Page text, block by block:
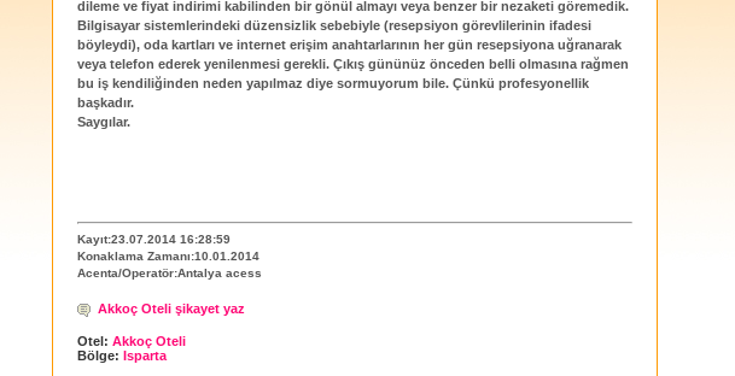
dileme ve fiyat indirimi kabilinden bir gönül almayı veya benzer bir nezaketi göremedik.
Bilgisayar sistemlerindeki düzensizlik sebebiyle (resepsiyon görevlilerinin ifadesi
böyleydi), oda kartları ve internet erişim anahtarlarının her gün resepsiyona uğranarak
veya telefon ederek yenilenmesi gerekli. Çıkış gününüz önceden belli olmasına rağmen
bu iş kendiliğinden neden yapılmaz diye sormuyorum bile. Çünkü profesyonellik
başkadır.
Saygılar.
Kayıt:23.07.2014 16:28:59
Konaklama Zamanı:10.01.2014
Acenta/Operatör:Antalya acess
Akkoç Oteli şikayet yaz
Otel: Akkoç Oteli
Bölge: Isparta